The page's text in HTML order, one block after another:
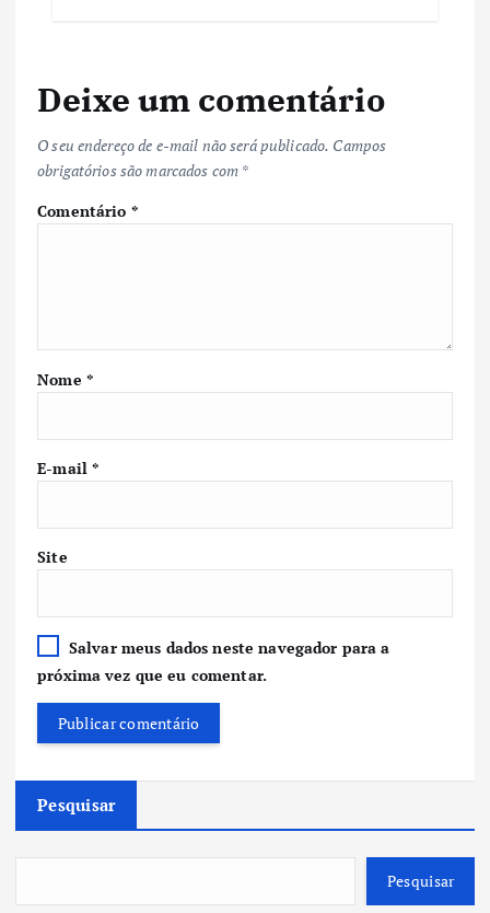
Deixe um comentário
O seu endereço de e-mail não será publicado. Campos
obrigatórios são marcados com *
Comentário *
Nome *
E-mail*
Site
Salvar meus dados neste navegador para a
próxima vez que eu comentar.
Pesquisar
Pesquisar